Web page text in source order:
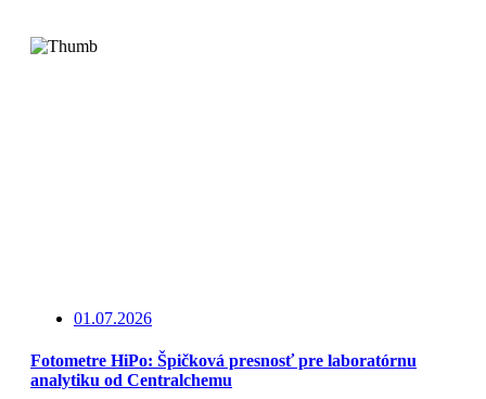
01.07.2026
Fotometre HiPo: Špičková presnosť pre laboratórnu
analytiku od Centralchemu